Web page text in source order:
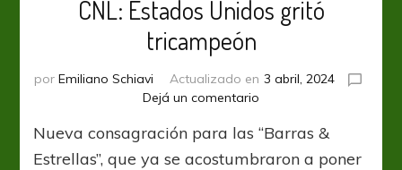
CNL: Estados Unidos gritó
tricampeón
por Emiliano Schiavi Actualizado en 3 abril, 2024
Dejá un comentario
Estados
Unidos
Nueva consagración para las “Barras &
Estrellas”, que ya se acostumbraron a poner